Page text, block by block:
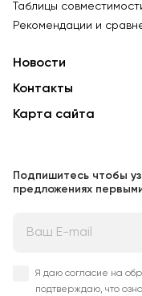
Таблицы
Рекомендации и
Новости
Контакты
Карта сайта
Подпишитесь чтобы
предложениях
Я даю согласие на
подтверждаю, что